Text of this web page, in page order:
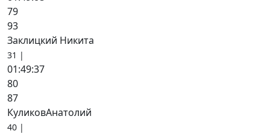
79
93
Заклицкий Никита
31 |
01:49:37
80
87
КуликовАнатолий
40 |